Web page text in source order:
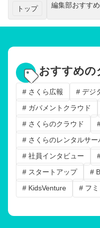
トップ 編集部おすすめ
おすすめの
# さくら広報 # デジ
# ガバメントクラウド
# さくらのクラウド
# さくらのレンタルサー
# 社員インタビュー
# スタートアップ
#
# KidsVenture
# フ